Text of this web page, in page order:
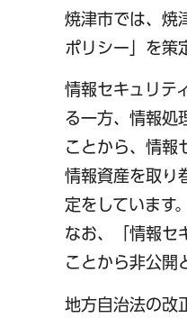
焼津市では、焼
ポリシー」を策
情報セキュリテ
る一方、情報処
ことから、情報
情報資産を取り
定をしています。
なお、「情報セ
ことから非公開
地方自治法の改